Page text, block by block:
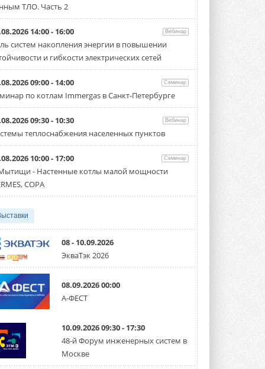
Тепловые насосы в связке с
солнечной генерацией и
накопителем снижают
потребление на 60%
Исследователи из Италии установили ...
4 АВГУСТА 2026
«РУСКЛИМАТ Fest 2026» в Уфе
собрал свыше 700 профи
климатической отрасли
Организатором выступил торгово-
производственный холдинг ...
ЦОД с плотностью 54 кВт на
стойку
3 АВГУСТА 2026
систему DVM на R32
Линейка включает семь типоразмеров
производительностью от 22,4 до 56 кВт.
Суммарная длина трубопроводов ...
3 АВГУСТА 2026
«СиСофт Девелопмент» подвел
итоги конкурса студенческих
стартует уже в сентябре 2026 года ...
3 АВГУСТА 2026
«Русклимат» укрепляет
ТЛО. Часть 2
14:00 - 16:00 Вебинар
систем накопления энергии в повышении
и гибкости электрических сетей
09:00 - 14:00 Семинар
по котлам Immergas в Санкт-Петербурге
09:30 - 10:30 Вебинар
теплоснабжения населенных пунктов
10:00 - 17:00 Семинар
- Настенные котлы малой мощности
COPA
08 - 10.09.2026
ЭкваТэк 2026
08.09.2026 00:00
А-ФЕСТ
10.09.2026 09:30 - 17:30
48-й Форум инженерных систем в
Москве